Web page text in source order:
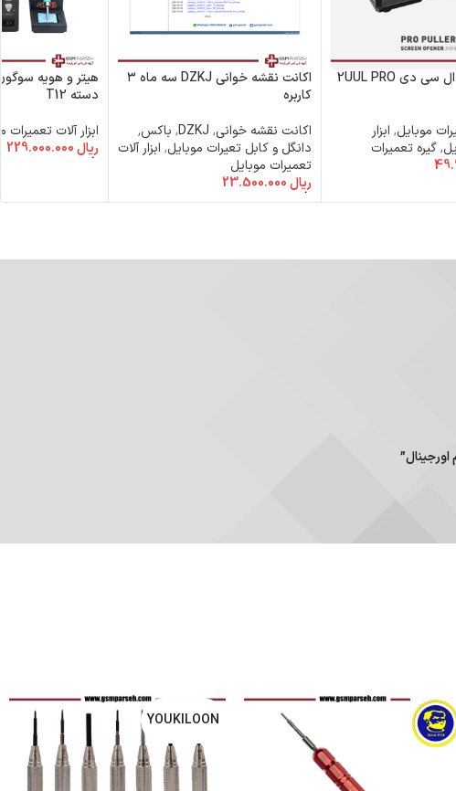
گیره بازکننده ال سی دی 2UUL PRO
موبایل, ابزار
,گیره تعمیرات
اکانت نقشه خوانی DZKJ سه ماه ۳
کاربره
اکانت نقشه خوانی,
DZKJ
,
باکس٬
دانگل و کابل تعیرات موبایل, ابزار آلات
تعمیرات موبایل
ریال
افزودن به سبد خرید
دسته T12
ابزار آلات تعمیرات
ریال
افزودن به سبد خرید
YOUKILOON